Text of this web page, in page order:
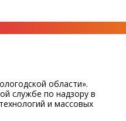
области».
службе по надзору в
и массовых